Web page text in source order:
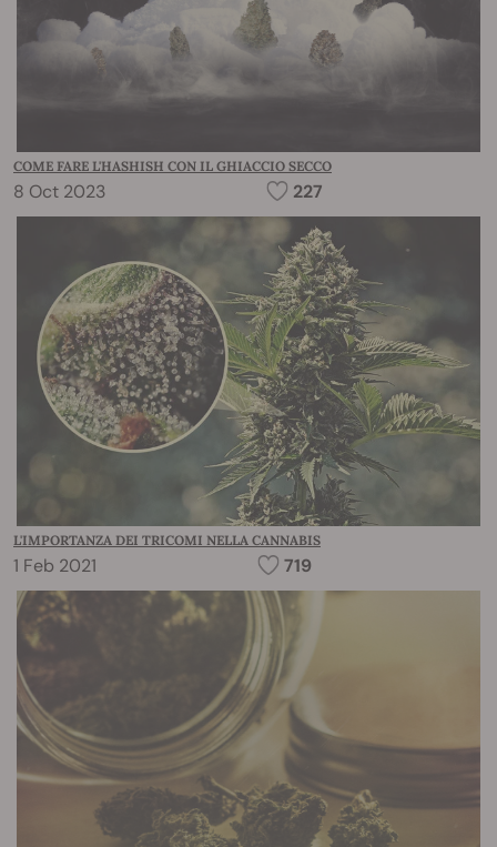
COME FARE L'HASHISH CON IL GHIACCIO SECCO
8 Oct 2023 227
L'IMPORTANZA DEI TRICOMI NELLA CANNABIS
1 Feb 2021 719